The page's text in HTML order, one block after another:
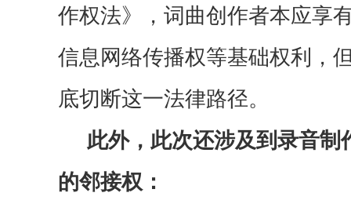
作权法》，词曲创作者本应享
信息网络传播权等基础权利，
底切断这一法律路径。
此外，此次还涉及到 录音制
的邻接权：